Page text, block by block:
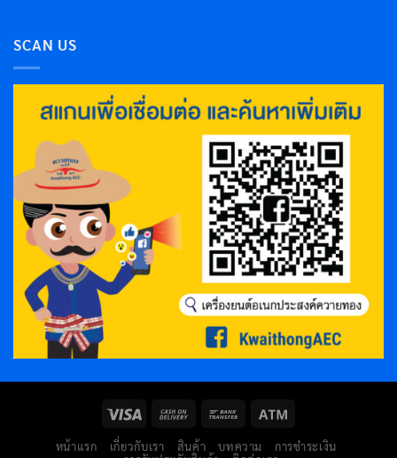
SCAN US
หน้าแรก เกี่ยวกับเรา สินค้า บทความ
การชำระเงิน